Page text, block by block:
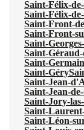
Saint-Félix-
Saint-Félix-
Saint-Front-
Saint-Front-
Saint-
Saint-
Saint-
Saint-Géry
Saint-Jean-
Saint-Jean-
Saint-Jory-
Saint-
Saint-Léon-